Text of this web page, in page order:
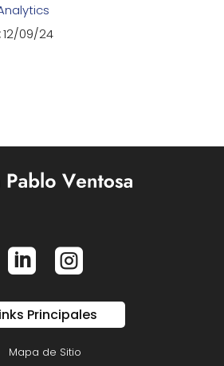
12/09/24
 
Principales
Mapa de Sitio